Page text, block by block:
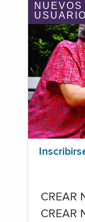
NUEVOS
CREAR
CREAR